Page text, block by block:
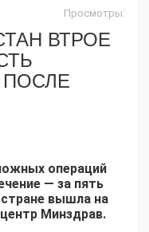
Просмотры:
ВТРОЕ
операций
— за пять
стране вышла на
Минздрав.